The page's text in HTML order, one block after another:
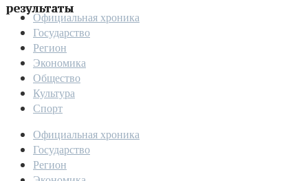
результаты
Официальная хроника
Государство
Регион
Экономика
Общество
Культура
Спорт
Официальная хроника
Государство
Регион